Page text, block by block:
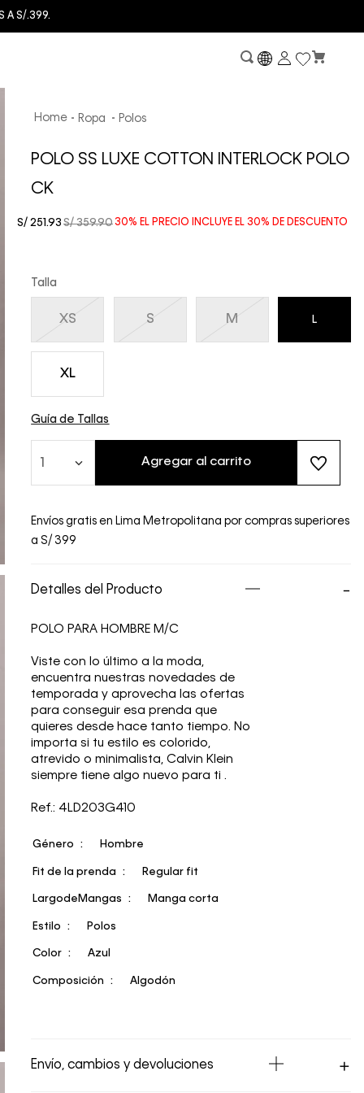
HASTA 60% OFF
Ropa Polos
POLO SS LUXE COTTON INTERLOCK POLO
CK
30% EL PRECIO INCLUYE EL 30% DE DESCUENTO
S/ 359.90
S/ 251 .93
Talla
L
M
S
XL
XS
Guía de Tallas
1 Agregar al carrito
Envíos gratis en Lima Metropolitana por compras superiores
a S/ 399
Detalles del Producto
POLO PARA HOMBRE M/C
Viste con lo último a la moda,
encuentra nuestras novedades de
temporada y aprovecha las ofertas
para conseguir esa prenda que
quieres desde hace tanto tiempo. No
importa si tu estilo es colorido,
atrevido o minimalista, Calvin Klein
siempre tiene algo nuevo para ti .
Ref.: 4LD203G410
Género Hombre
Fit de la prenda Regular fit
LargodeMangas Manga corta
Estilo Polos
Color Azul
Composición Algodón
Envío, cambios y devoluciones